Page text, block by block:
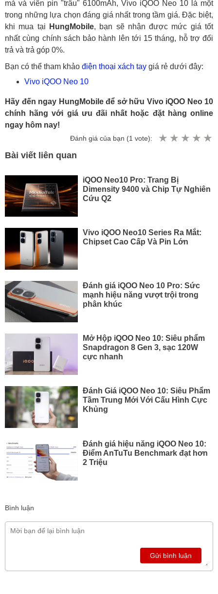
mà và viên pin "trâu" 6100mAh, Vivo iQOO Neo 10 là một
trong những lựa chọn đáng giá nhất trong tầm giá. Đặc biệt,
khi mua tại
HungMobile, bạn sẽ nhận được mức giá tốt
nhất cùng chính sách bảo hành lên tới 15 tháng, hỗ trợ đổi
trả và trả góp 0%.
Bạn có thể tham khảo điện thoại xách tay giá rẻ dưới đây:
Vivo iQOO Neo 10
Hãy đến ngay HungMobile để sở hữu Vivo iQOO Neo 10
chính hãng với giá ưu đãi nhất hoặc đặt hàng online
ngay hôm nay!
Đánh giá của bạn (1 vote):
Bài viết liên quan
iQOO Neo10 Pro: Trang Bị
Dimensity 9400 và Chip Tự Nghiên
Cứu Q2
Vivo iQOO Neo10 Series Ra Mắt:
Chipset Cao Cấp Và Pin Lớn
Đánh giá iQOO Neo 10 Pro: Sức
mạnh hiệu năng vượt trội trong
phân khúc
Mở Hộp iQOO Neo 10: Siêu phẩm
Snapdragon 8 Gen 3, sạc 120W
cực nhanh
Đánh Giá iQOO Neo 10: Siêu Phẩm
Tầm Trung Mới Với Cấu Hình Cực
Khủng
Đánh giá hiệu năng iQOO Neo 10:
Điểm AnTuTu Benchmark đạt hơn
2 Triệu
Bình luận
Gửi bình luận